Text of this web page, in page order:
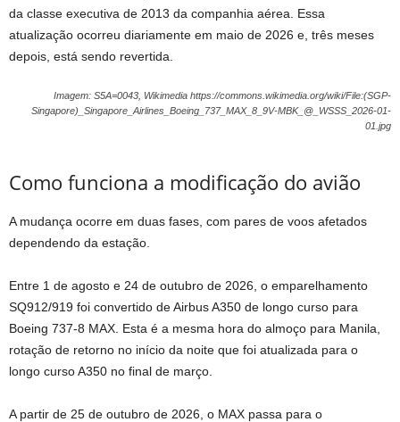
da classe executiva de 2013 da companhia aérea. Essa
atualização ocorreu diariamente em maio de 2026 e, três meses
depois, está sendo revertida.
Imagem: S5A=0043, Wikimedia https://commons.wikimedia.org/wiki/File:(SGP-
Singapore)_Singapore_Airlines_Boeing_737_MAX_8_9V-MBK_@_WSSS_2026-01-
01.jpg
Como funciona a modificação do avião
A mudança ocorre em duas fases, com pares de voos afetados
dependendo da estação.
Entre 1 de agosto e 24 de outubro de 2026, o emparelhamento
SQ912/919 foi convertido de Airbus A350 de longo curso para
Boeing 737-8 MAX. Esta é a mesma hora do almoço para Manila,
rotação de retorno no início da noite que foi atualizada para o
longo curso A350 no final de março.
A partir de 25 de outubro de 2026, o MAX passa para o